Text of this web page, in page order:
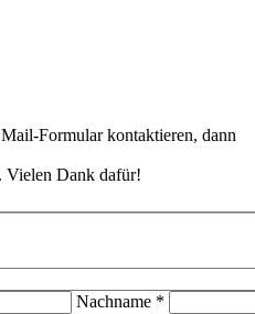
Formular kontaktieren, dann
Vielen Dank dafür!
Nachname *